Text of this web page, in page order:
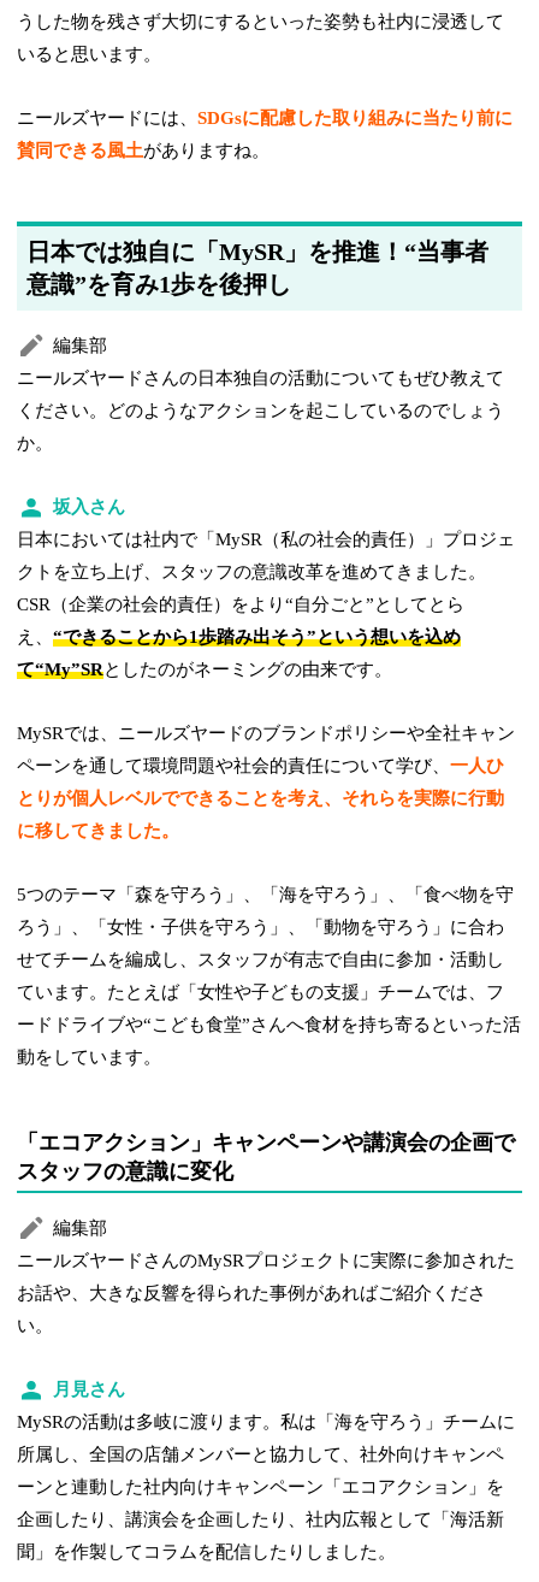
うした物を残さず大切にするといった姿勢も社内に浸透して
いると思います。
ニールズヤードには、SDGsに配慮した取り組みに当たり前に
賛同できる風土がありますね。
日本では独自に「MySR」を推進！“当事者
意識”を育み1歩を後押し
編集部
ニールズヤードさんの日本独自の活動についてもぜひ教えて
ください。どのようなアクションを起こしているのでしょう
か。
坂入さん
日本においては社内で「MySR（私の社会的責任）」プロジェ
クトを立ち上げ、スタッフの意識改革を進めてきました。
CSR（企業の社会的責任）をより“自分ごと”としてとら
え、“できることから1歩踏み出そう”という想いを込め
て“My”SRとしたのがネーミングの由来です。
MySRでは、ニールズヤードのブランドポリシーや全社キャン
ペーンを通して環境問題や社会的責任について学び、一人ひ
とりが個人レベルでできることを考え、それらを実際に行動
に移してきました。
5つのテーマ「森を守ろう」、「海を守ろう」、「食べ物を守
ろう」、「女性・子供を守ろう」、「動物を守ろう」に合わ
せてチームを編成し、スタッフが有志で自由に参加・活動し
ています。たとえば「女性や子どもの支援」チームでは、フ
ードドライブや“こども食堂”さんへ食材を持ち寄るといった活
動をしています。
「エコアクション」キャンペーンや講演会の企画で
スタッフの意識に変化
編集部
ニールズヤードさんのMySRプロジェクトに実際に参加された
お話や、大きな反響を得られた事例があればご紹介くださ
い。
月見さん
MySRの活動は多岐に渡ります。私は「海を守ろう」チームに
所属し、全国の店舗メンバーと協力して、社外向けキャンペ
ーンと連動した社内向けキャンペーン「エコアクション」を
企画したり、講演会を企画したり、社内広報として「海活新
聞」を作製してコラムを配信したりしました。